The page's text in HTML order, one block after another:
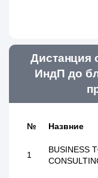
ИндП до
№ Назвние
1
BUSINESS